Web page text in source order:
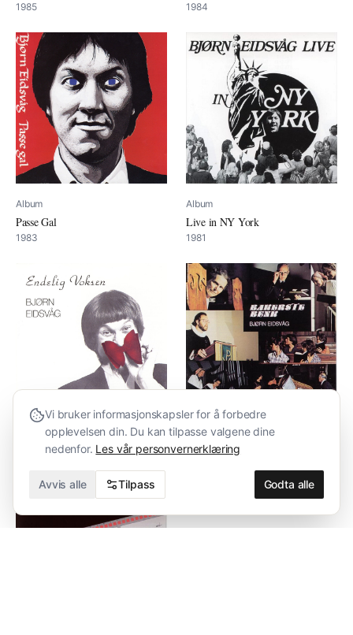
1985 1984
Album
Passe Gal
1983
Album
Live in NY York
1981
Endelig Voksen
Album
Bakerste Benk
Vi bruker informasjonskapsler for å forbedre
opplevelsen din. Du kan tilpasse valgene dine
nedenfor. Les vår personvernerklæring
Avvis alle Tilpass Godta alle